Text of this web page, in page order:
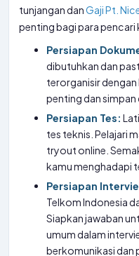
tunjangan danGaji Pt.
penting bagi para pencari
Persiapan
dibutuhkan dan
terorganisir
penting dan
Persiapan Tes:
tes teknis. Pelajari
tryout online.
kamu menghadapi
Persiapan
Telkom Indonesia
Siapkan jawaban
umum dalam
berkomunikasi dan